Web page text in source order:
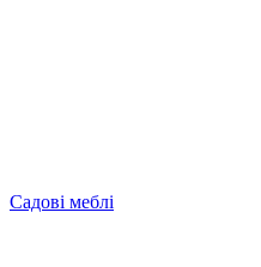
Садові меблі